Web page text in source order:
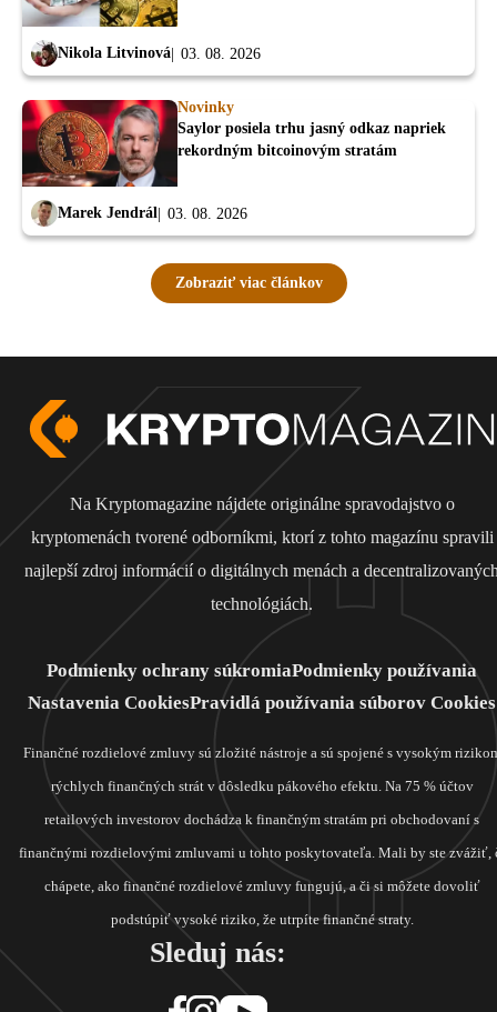
Nikola Litvinová 03. 08. 2026
Novinky
Saylor posiela trhu jasný odkaz napriek
rekordným bitcoinovým stratám
Marek Jendrál 03. 08. 2026
Zobraziť viac článkov
Na Kryptomagazine nájdete originálne spravodajstvo o
kryptomenách tvorené odborníkmi, ktorí z tohto magazínu spravili
najlepší zdroj informácií o digitálnych menách a
technológiách.
Podmienky ochrany súkromiaPodmienky používania
Nastavenia CookiesPravidlá používania súborov Cookies
Finančné rozdielové zmluvy sú zložité nástroje a sú spojené s vysokým
rýchlych finančných strát v dôsledku pákového efektu. Na 75 % účtov
retailových investorov dochádza k finančným stratám pri obchodovaní s
finančnými rozdielovými zmluvami u tohto poskytovateľa. Mali by ste zvážiť,
chápete, ako finančné rozdielové zmluvy fungujú, a či si môžete dovoliť
podstúpiť vysoké riziko, že utrpíte finančné straty.
Sleduj nás: